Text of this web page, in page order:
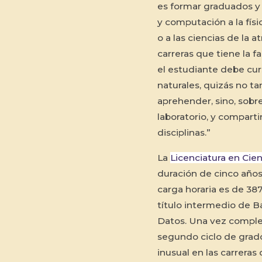
es formar graduados
y computación a la
o a las ciencias de la
carreras que tiene la
el estudiante debe
naturales, quizás no
aprehender, sino,
laboratorio, y
disciplinas.”
La Licenciatura en
duración de cinco
carga horaria es de
título intermedio de
Datos. Una vez
segundo ciclo de
inusual en las